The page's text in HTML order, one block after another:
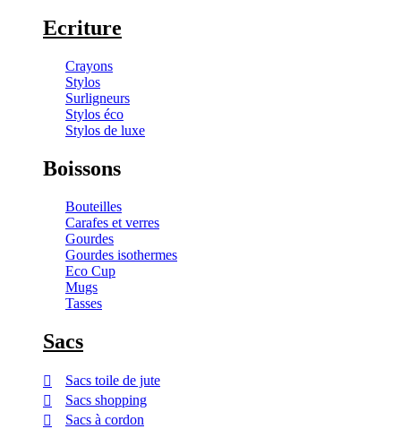
Ecriture
Crayons
Stylos
Surligneurs
Stylos éco
Stylos de luxe
Boissons
Bouteilles
Carafes et verres
Gourdes
Gourdes isothermes
Eco Cup
Mugs
Tasses
Sacs
Sacs toile de jute
Sacs shopping
Sacs à cordon